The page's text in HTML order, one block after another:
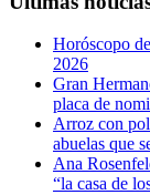
Horóscopo
2026
Gran
placa de
Arroz con
abuelas que
Ana
“la casa de